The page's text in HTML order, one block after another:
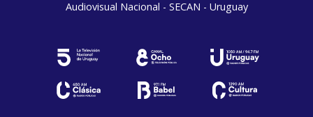
Audiovisual Nacional - SECAN - Uruguay